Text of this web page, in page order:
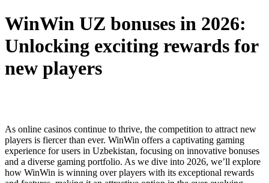
WinWin UZ bonuses in 2026:
Unlocking exciting rewards for
new players
As online casinos continue to thrive, the competition to attract new
players is fiercer than ever. WinWin offers a captivating gaming
experience for users in Uzbekistan, focusing on innovative bonuses
and a diverse gaming portfolio. As we dive into 2026, we’ll explore
how WinWin is winning over players with its exceptional rewards